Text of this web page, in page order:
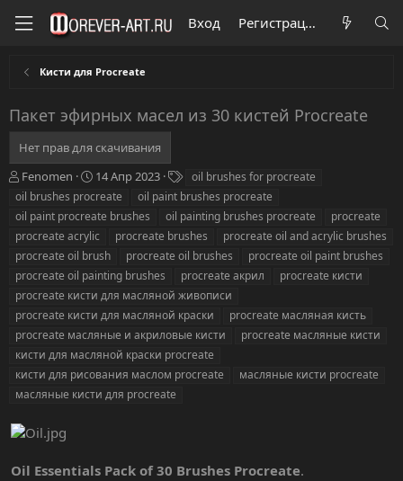
Вход Регистрация
Кисти для Procreate
Пакет эфирных масел из 30 кистей Procreate
Нет прав для скачивания
А
в
т
о
р
Fenomen
Д
а
а
с
о
з
н
и
я
14 Апр 2023
е
и
oil brushes for procreate
oil brushes procreate
oil paint brushes procreate
oil paint procreate brushes
oil painting brushes procreate
procreate
procreate acrylic
procreate brushes
procreate oil and acrylic brushes
procreate oil brush
procreate oil brushes
procreate oil paint brushes
procreate oil painting brushes
procreate акрил
procreate кисти
procreate кисти для масляной живописи
procreate кисти для масляной краски
procreate масляная кисть
procreate масляные и акриловые кисти
procreate масляные кисти
кисти для масляной краски procreate
кисти для рисования маслом procreate
масляные кисти procreate
масляные кисти для procreate
Oil Essentials Pack of 30 Brushes Procreate.